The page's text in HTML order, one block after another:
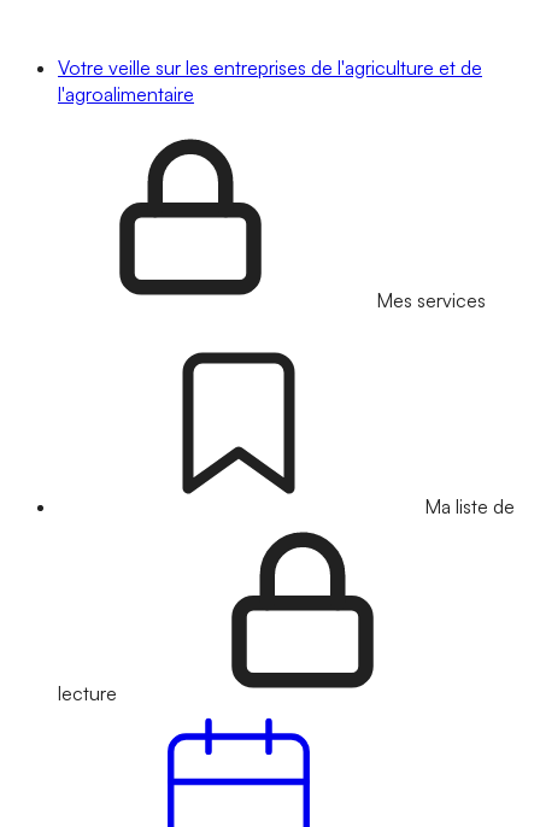
Votre veille sur les entreprises de l'agriculture et de
l'agroalimentaire
Mes services
Ma liste de
lecture